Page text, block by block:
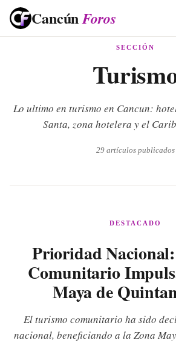
CancúnForos
SECCIÓN
Lo ultimo en turismo en Cancun:
Santa, zona hotelera y el
29 artículos publicados
DESTACADO
Prioridad
Comunitario
Maya de
El turismo comunitario ha sido
nacional, beneficiando a la Zona